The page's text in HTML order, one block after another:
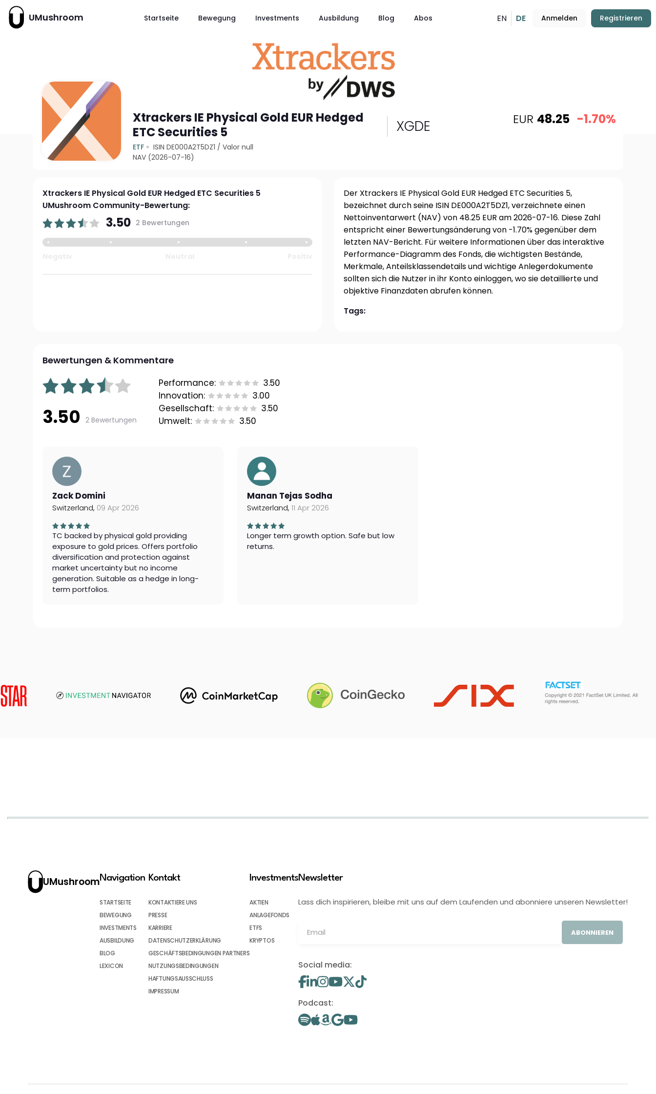
UMushroom Startseite Bewegung Investments Ausbildung Blog Abos EN DE Anmelden Registrieren
Xtrackers IE Physical Gold EUR Hedged
ETC Securities 5
XGDE
ETF ISIN DE000A2T5DZ1 /Valor null
NAV (2026-07-16)
EUR 48.25 -1.70%
Xtrackers IE Physical Gold EUR Hedged ETC Securities 5
UMushroom Community-Bewertung:
3.50 2 Bewertungen
Der Xtrackers IE Physical Gold EUR Hedged ETC Securities 5,
bezeichnet durch seine ISIN DE000A2T5DZ1, verzeichnete einen
Nettoinventarwert (NAV) von 48.25 EUR am 2026-07-16. Diese Zahl
entspricht einer Bewertungsänderung von -1.70% gegenüber dem
letzten NAV-Bericht. Für weitere Informationen über das interaktive
Performance-Diagramm des Fonds, die wichtigsten Bestände,
Merkmale, Anteilsklassendetails und wichtige Anlegerdokumente
sollten sich die Nutzer in ihr Konto einloggen, wo sie detaillierte und
objektive Finanzdaten abrufen können.
Tags:
Bewertungen & Kommentare
3.50 2 Bewertungen
Performance:
3.50
Innovation:
3.00
Gesellschaft:
3.50
Umwelt:
3.50
Zack Domini
Switzerland, 09 Apr 2026
TC backed by physical gold providing
exposure to gold prices. Offers portfolio
diversification and protection against
market uncertainty but no income
generation. Suitable as a hedge in long-
term portfolios.
Manan Tejas Sodha
Switzerland,11 Apr 2026
Longer term growth option. Safe but low
returns.
UMushroomNavigation
STARTSEITE
BEWEGUNG
INVESTMENTS
AUSBILDUNG
BLOG
LEXICON
Kontakt
KONTAKTIERE UNS
PRESSE
KARRIERE
DATENSCHUTZERKLÄRUNG
GESCHÄFTSBEDINGUNGEN PARTNERS
NUTZUNGSBEDINGUNGEN
HAFTUNGSAUSSCHLUSS
IMPRESSUM
Investments
AKTIEN
ANLAGEFONDS
ETFS
KRYPTOS
Newsletter
Lass dich inspirieren, bleibe mit uns auf dem Laufenden und abonniere unseren Newsletter!
ABONNIEREN
Social media:
Podcast: